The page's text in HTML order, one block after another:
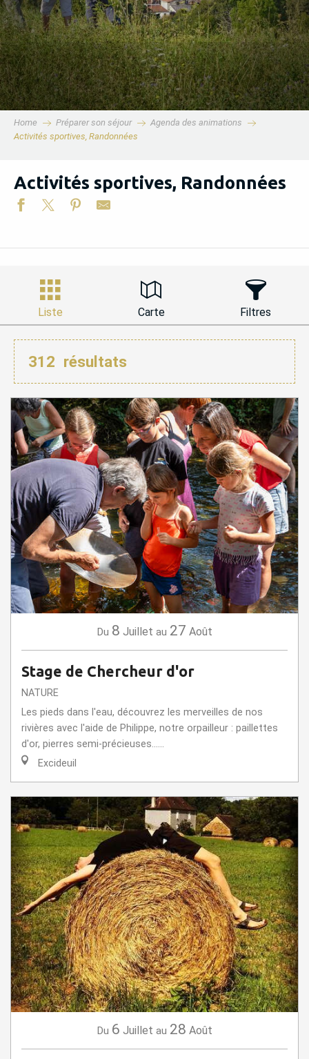
Home Préparer son séjour
Agenda des animations
Activités sportives, Randonnées
Activités sportives, Randonnées
Liste Carte Filtres
312 résultats
Du 8 Juillet au 27 Août
Stage de Chercheur d'or
NATURE
Les pieds dans l'eau, découvrez les merveilles de nos
rivières avec l'aide de Philippe, notre orpailleur : paillettes
d'or, pierres semi-précieuses......
Excideuil
Du 6 Juillet au 28 Août